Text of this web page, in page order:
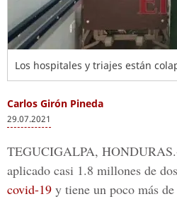
Los hospitales y triajes están
Carlos Girón Pineda
29.07.2021
TEGUCIGALPA,
aplicado casi 1.8 millones de
covid-19 y tiene un poco más